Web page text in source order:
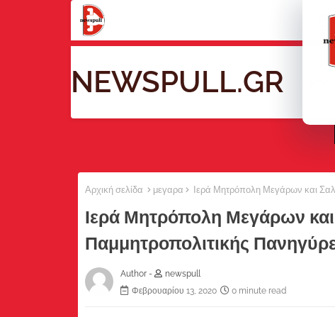
NEWSPULL.GR
Αρχική σελίδα μεγαρα Ιερά Μητρόπολη Μεγάρων και
Ιερά Μητρόπολη Μεγάρων
Παμμητροπολιτικής
Author -
newspull
Φεβρουαρίου 13, 2020
0 minute read